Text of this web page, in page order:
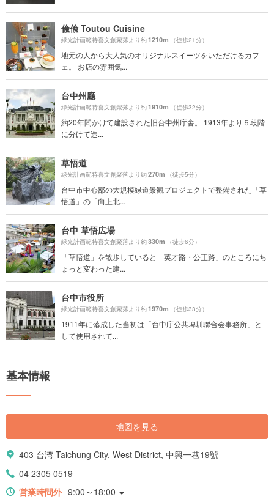
偸偸 Toutou Cuisine
緑光計画範特喜文創聚落より約1210m （徒歩21分）
地元の人から大人気のオリジナルスイーツをいただけるカフ
ェ。 お店の雰囲気...
台中州廳
緑光計画範特喜文創聚落より約1910m （徒歩32分）
約20年間かけて建設された旧台中州庁舎。 1913年より５段階
に分けて造...
草悟道
緑光計画範特喜文創聚落より約270m （徒歩5分）
台中市中心部の大規模緑道景観プロジェクトで整備された「草
悟道」の「向上北...
台中 草悟広場
緑光計画範特喜文創聚落より約330m （徒歩6分）
「草悟道」を散歩していると「英才路・公正路」のところにち
ょっと変わった建...
台中市役所
緑光計画範特喜文創聚落より約1970m （徒歩33分）
1911年に落成した当初は「台中庁公共埤圳聯合会事務所」と
して使用されて...
基本情報
地図を見る
403 台湾 Taichung City, West District, 中興一巷19號
04 2305 0519
営業時間外 9:00～18:00